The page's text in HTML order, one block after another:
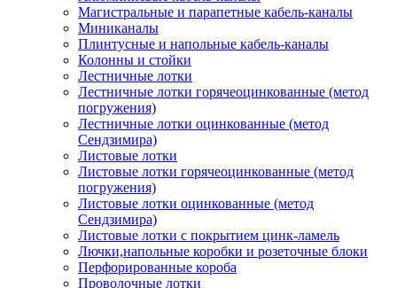
Магистральные и парапетные кабель-каналы
Миниканалы
Плинтусные и напольные кабель-каналы
Колонны и стойки
Лестничные лотки
Лестничные лотки горячеоцинкованные (метод
погружения)
Лестничные лотки оцинкованные (метод
Сендзимира)
Листовые лотки
Листовые лотки горячеоцинкованные (метод
погружения)
Листовые лотки оцинкованные (метод
Сендзимира)
Листовые лотки с покрытием цинк-ламель
Лючки,напольные коробки и розеточные блоки
Перфорированные короба
Проволочные лотки